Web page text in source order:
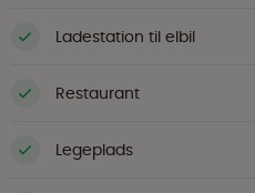
Ladestation til elbil
Restaurant
Legeplads